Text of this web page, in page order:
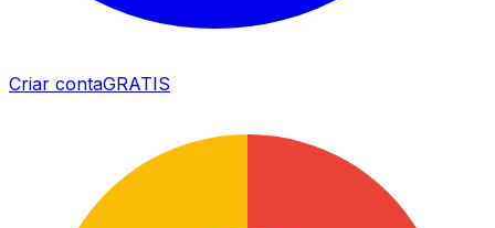
Criar contaGRATIS